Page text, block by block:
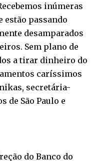
inúmeras
estão passando
desamparados
Sem plano de
a tirar dinheiro do
caríssimos
secretária-
de São Paulo e
do Banco do